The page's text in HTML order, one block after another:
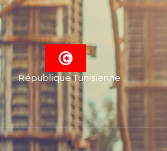
République Tunisienne